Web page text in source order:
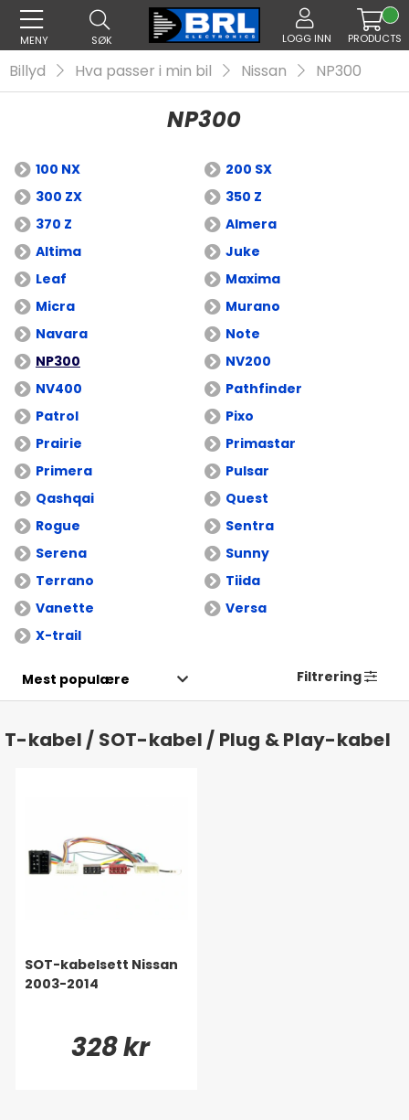
MENY SØK LOGG INN PRODUCTS
Billyd Hva passer i min bil Nissan NP300
NP300
100 NX
200 SX
300 ZX
350 Z
370 Z
Almera
Altima
Juke
Leaf
Maxima
Micra
Murano
Navara
Note
NP300
NV200
NV400
Pathfinder
Patrol
Pixo
Prairie
Primastar
Primera
Pulsar
Qashqai
Quest
Rogue
Sentra
Serena
Sunny
Terrano
Tiida
Vanette
Versa
X-trail
Filtrering
T-kabel / SOT-kabel / Plug & Play-kabel
SOT-kabelsett Nissan
2003-2014
328 kr